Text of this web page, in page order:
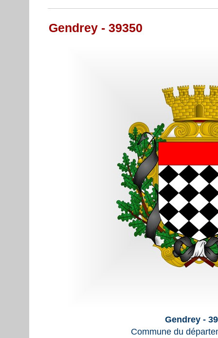
Gendrey - 39350
Gendrey -
Commune du